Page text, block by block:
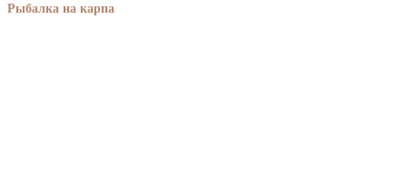
Рыбалка на карпа